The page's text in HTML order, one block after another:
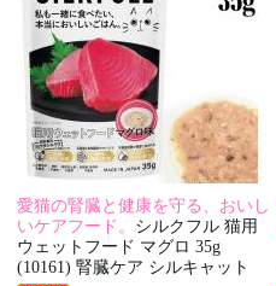
愛猫の腎臓と健康を守る、おいし
いケアフード。 シルクフル 猫用
ウェットフード マグロ 35g
(10161) 腎臓ケア シルキャット